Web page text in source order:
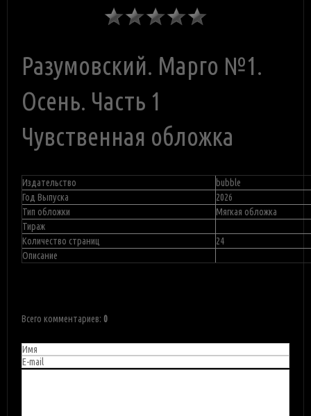
Разумовский. Марго №1.
Осень. Часть 1
Чувственная обложка
Издательство
bubble
Год Выпуска
2026
Тип обложки
Мягкая обложка
Тираж
Количество страниц
24
Описание
Всего комментариев: 0